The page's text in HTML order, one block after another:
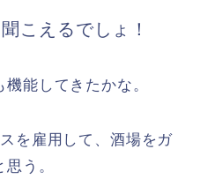
こえるでしょ！
能してきたかな。
を雇用して、酒場をガ
う。